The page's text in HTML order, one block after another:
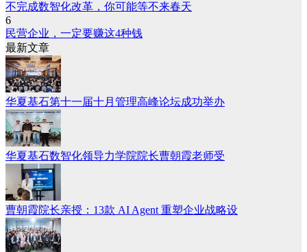
不完成数智化改革，你可能等不来春天
6
民营企业，一定要赚这4种钱
最新文章
华夏基石第十一届十月管理高峰论坛成功举办
华夏基石数智化领导力学院院长曹朝霞老师受
曹朝霞院长亲授：13款 AI Agent 重塑企业战略设